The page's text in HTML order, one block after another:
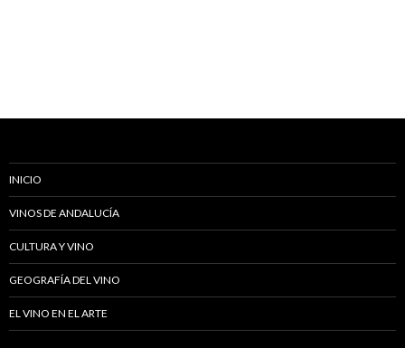
INICIO
VINOS DE ANDALUCÍA
CULTURA Y VINO
GEOGRAFÍA DEL VINO
EL VINO EN EL ARTE